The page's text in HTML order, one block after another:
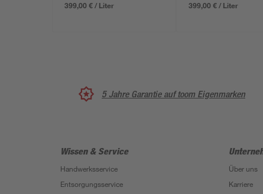
399,00 € / Liter 399,00 € / Liter
5 Jahre Garantie auf toom Eigenmarken
Wissen & Service
Handwerksservice
Entsorgungsservice
Über uns
Karriere